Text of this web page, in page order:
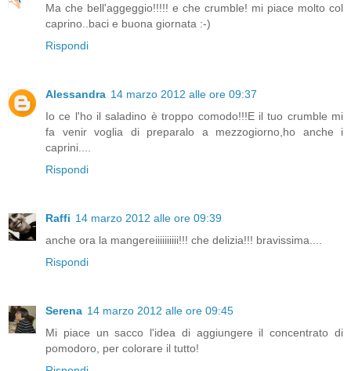
Ma che bell'aggeggio!!!!! e che crumble! mi piace molto col
caprino..baci e buona giornata :-)
Rispondi
Alessandra 14 marzo 2012 alle ore 09:37
Io ce l'ho il saladino è troppo comodo!!!E il tuo crumble mi
fa venir voglia di preparalo a mezzogiorno,ho anche i
caprini....
Rispondi
Raffi 14 marzo 2012 alle ore 09:39
anche ora la mangereiiiiiiiiii!!! che delizia!!! bravissima....
Rispondi
Serena 14 marzo 2012 alle ore 09:45
Mi piace un sacco l'idea di aggiungere il concentrato di
pomodoro, per colorare il tutto!